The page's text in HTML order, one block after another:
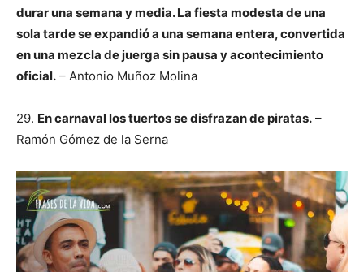
durar una semana y media. La fiesta modesta de una
sola tarde se expandió a una semana entera, convertida
en una mezcla de juerga sin pausa y acontecimiento
oficial. – Antonio Muñoz Molina
29. En carnaval los tuertos se disfrazan de piratas. –
Ramón Gómez de la Serna